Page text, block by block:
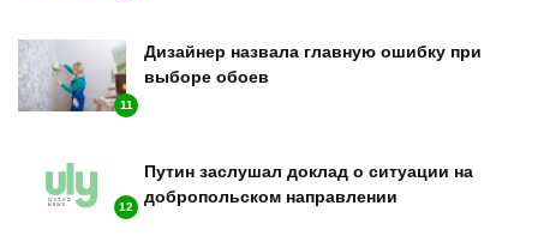
11
Дизайнер назвала главную ошибку при
выборе обоев
12
Путин заслушал доклад о ситуации на
добропольском направлении